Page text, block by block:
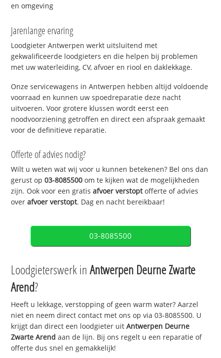
en omgeving
Jarenlange ervaring
Loodgieter Antwerpen werkt uitsluitend met
gekwalificeerde loodgieters en die helpen bij problemen
met uw waterleiding, CV, afvoer en riool en daklekkage.
Onze servicewagens in Antwerpen hebben altijd voldoende
voorraad en kunnen uw spoedreparatie deze nacht
uitvoeren. Voor grotere klussen wordt eerst een
noodvoorziening getroffen en direct een afspraak gemaakt
voor de definitieve reparatie.
Offerte of advies nodig?
Wilt u weten wat wij voor u kunnen betekenen? Bel ons dan
gerust op03-8085500 om te kijken wat de mogelijkheden
zijn. Ook voor een gratisafvoer verstoptofferte of advies
overafvoer verstopt. Dag en nacht bereikbaar!
03-8085500
Loodgieterswerk inAntwerpen Deurne Zwarte
Arend?
Heeft u lekkage, verstopping of geen warm water? Aarzel
niet en neem direct contact met ons op via 03-8085500. U
krijgt dan direct een loodgieter uitAntwerpen Deurne
Zwarte Arend aan de lijn. Bij ons regelt u een reparatie of
offerte dus snel en gemakkelijk!